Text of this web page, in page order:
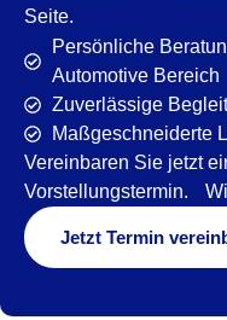
Seite.
Persönliche
Automotive Bereich
Zuverlässige
Maßgeschneiderte
Vereinbaren Sie jetzt
Vorstellungstermin.
Jetzt Termin